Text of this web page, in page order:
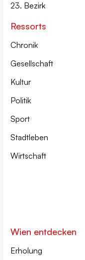
23. Bezirk
Ressorts
Chronik
Gesellschaft
Kultur
Politik
Sport
Stadtleben
Wirtschaft
Wien entdecken
Erholung